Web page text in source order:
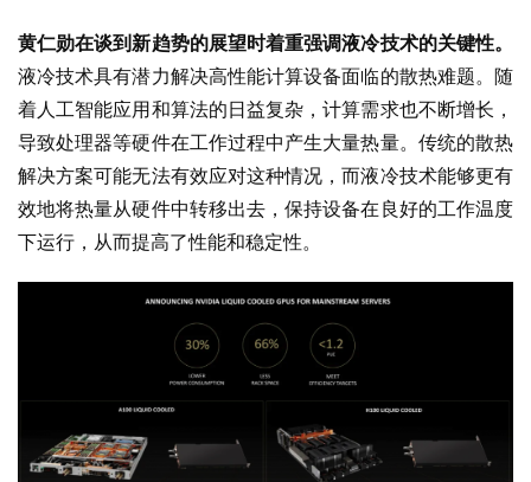
黄仁勋在谈到新趋势的展望时着重强调液冷技术的关键性。
液冷技术具有潜力解决高性能计算设备面临的散热难题。随
着人工智能应用和算法的日益复杂，计算需求也不断增长，
导致处理器等硬件在工作过程中产生大量热量。传统的散热
解决方案可能无法有效应对这种情况，而液冷技术能够更有
效地将热量从硬件中转移出去，保持设备在良好的工作温度
下运行，从而提高了性能和稳定性。